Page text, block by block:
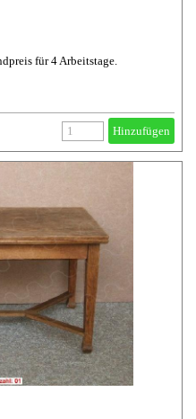
für 4 Arbeitstage.
Hinzufügen